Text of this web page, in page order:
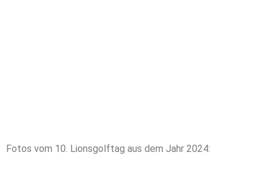
Fotos vom 10. Lionsgolftag aus dem Jahr 2024: